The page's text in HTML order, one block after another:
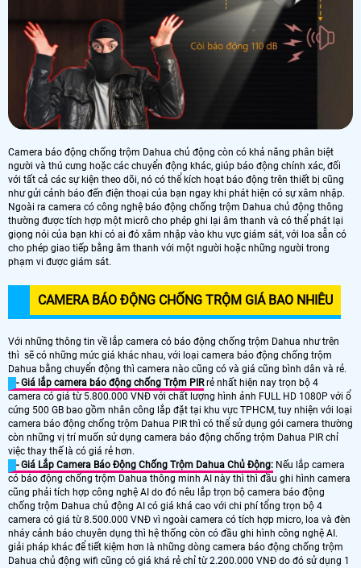
Camera báo động chống trộm Dahua chủ động còn có khả năng phân biệt
người và thú cưng hoặc các chuyển động khác, giúp báo động chính xác, đối
với tất cả các sự kiện theo dõi, nó có thể kích hoạt báo động trên thiết bị cũng
như gửi cảnh báo đến điện thoại của bạn ngay khi phát hiện có sự xâm nhập.
Ngoài ra camera có công nghệ báo động chống trộm Dahua chủ động thông
thường được tích hợp một micrô cho phép ghi lại âm thanh và có thể phát lại
giọng nói của bạn khi có ai đó xâm nhập vào khu vực giám sát, với loa sẵn có
cho phép giao tiếp bằng âm thanh với một người hoặc những người trong
phạm vi được giám sát.
CAMERA BÁO ĐỘNG CHỐNG TRỘM GIÁ BAO NHIÊU
Với những thông tin về lắp camera có báo động chống trộm Dahua như trên
thì sẽ có những mức giá khác nhau, với loại camera báo động chống trộm
Dahua bằng chuyển động thì camera nào cũng có và giá cũng bình dân và rẻ.
- Giá lắp camera báo động chống Trộm PIRrẻ nhất hiện nay trọn bộ 4
camera có giá từ 5.800.000 VNĐ với chất lượng hình ảnh FULL HD 1080P với ổ
cứng 500 GB bao gồm nhân công lắp đặt tại khu vực TPHCM, tuy nhiện với loại
camera báo động chống trộm Dahua PIR thì có thể sử dụng gói camera thường
còn những vị trí muốn sử dụng camera báo động chống trộm Dahua PIR chỉ
việc thay thế là có giá rẻ hơn.
- Giá Lắp Camera Báo Động Chống Trộm Dahua Chủ Động: Nếu lắp camera
có báo động chống trộm Dahua thông minh AI này thì thì đầu ghi hình camera
cũng phải tích hợp công nghệ AI do đó nêu lắp trọn bộ camera báo động
chống trộm Dahua chủ động AI có giá khá cao với chi phí tổng trọn bộ 4
camera có giá từ 8.500.000 VNĐ vì ngoài camera có tích hợp micro, loa và đèn
nháy cảnh báo chuyên dụng thì hệ thống còn có đầu ghi hình công nghệ AI.
giải pháp khác để tiết kiệm hơn là những dòng camera báo động chống trộm
Dahua chủ động wifi cũng có giá khá rẻ chỉ từ 2.200.000 VNĐ do đó sử dụng 1